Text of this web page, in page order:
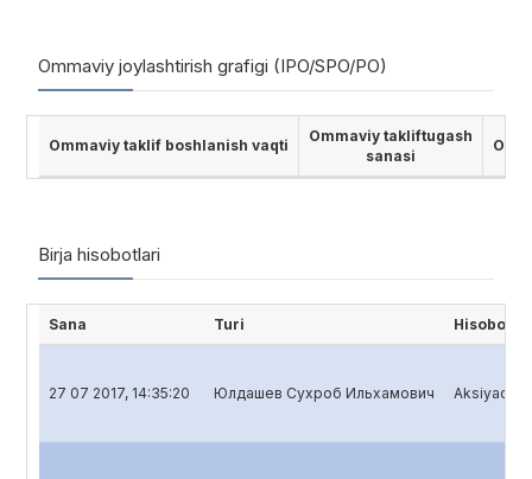
Ommaviy joylashtirish grafigi (IPO/SPO/PO)
Ommaviy taklif boshlanish vaqti
Ommaviy takliftugash
sanasi
Birja hisobotlari
Sana Turi Hisobot
27 07 2017, 14:35:20 Юлдашев Сухроб Ильхамович